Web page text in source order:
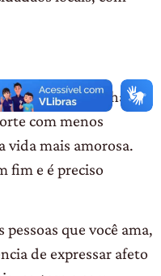
e escolhas
com menos
vida mais amorosa.
fim e é preciso
pessoas que você ama,
de expressar afeto